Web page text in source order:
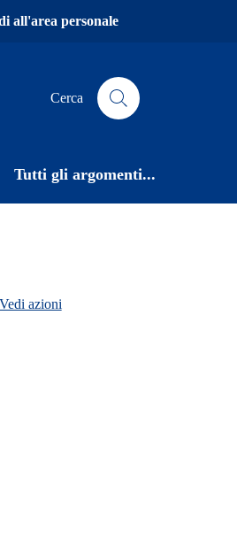
all'area personale
Cerca
Tutti gli argomenti...
Vedi azioni